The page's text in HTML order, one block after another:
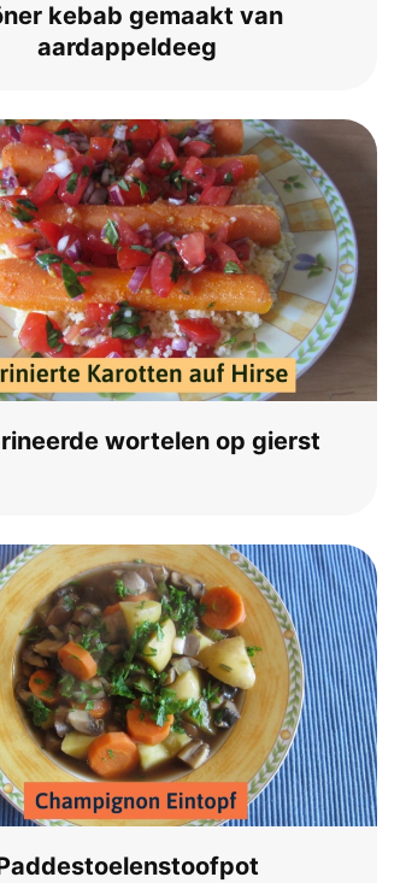
kebab gema­akt van
aardappeldeeg
wortel­en op gierst